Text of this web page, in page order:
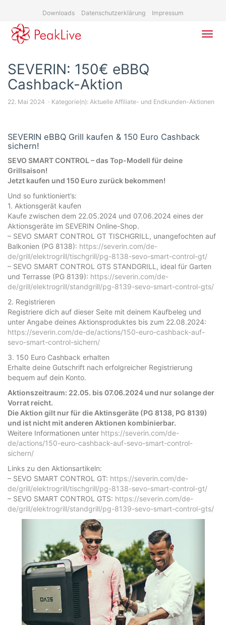
content
Downloads Datenschutzerklärung Impressum
SEVERIN: 150€ eBBQ
Cashback-Aktion
22. Mai 2024 Kategorie(n): Aktuelle Affiliate- und Endkunden-Aktionen
SEVERIN eBBQ Grill kaufen & 150 Euro Cashback
sichern!
SEVO SMART CONTROL – das Top-Modell für deine
Grillsaison!
Jetzt kaufen und 150 Euro zurück bekommen!
Und so funktioniert’s:
1. Aktionsgerät kaufen
Kaufe zwischen dem 22.05.2024 und 07.06.2024 eines der
Aktionsgeräte im SEVERIN Online-Shop.
– SEVO SMART CONTROL GT TISCHGRILL, unangefochten auf
Balkonien (PG 8138): https://severin.com/de-
de/grill/elektrogrill/tischgrill/pg-8138-sevo-smart-control-gt/
– SEVO SMART CONTROL GTS STANDGRILL, ideal für Garten
und Terrasse (PG 8139): https://severin.com/de-
de/grill/elektrogrill/standgrill/pg-8139-sevo-smart-control-gts/
2. Registrieren
Registriere dich auf dieser Seite mit deinem Kaufbeleg und
unter Angabe deines Aktionsproduktes bis zum 22.08.2024:
https://severin.com/de-de/actions/150-euro-cashback-auf-
sevo-smart-control-sichern/
3. 150 Euro Cashback erhalten
Erhalte deine Gutschrift nach erfolgreicher Registrierung
bequem auf dein Konto.
Aktionszeitraum: 22.05. bis 07.06.2024 und nur solange der
Vorrat reicht.
Die Aktion gilt nur für die Aktinsgeräte (PG 8138, PG 8139)
und ist nicht mit anderen Aktionen kombinierbar.
Weitere Informationen unter https://severin.com/de-
de/actions/150-euro-cashback-auf-sevo-smart-control-
sichern/
Links zu den Aktionsartikeln:
– SEVO SMART CONTROL GT: https://severin.com/de-
de/grill/elektrogrill/tischgrill/pg-8138-sevo-smart-control-gt/
– SEVO SMART CONTROL GTS: https://severin.com/de-
de/grill/elektrogrill/standgrill/pg-8139-sevo-smart-control-gts/